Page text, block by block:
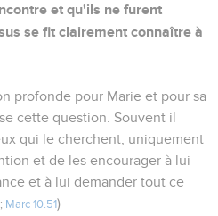
et qu'ils ne furent
se fit clairement connaître à
profonde pour Marie et pour sa
cette question. Souvent il
qui le cherchent, uniquement
et de les encourager à lui
et à lui demander tout ce
; Marc 10.51)